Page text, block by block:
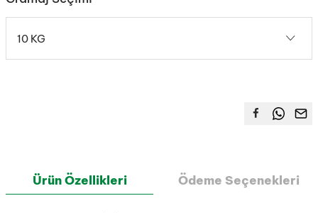
10 KG
Ürün Özellikleri Ödeme Seçenekleri